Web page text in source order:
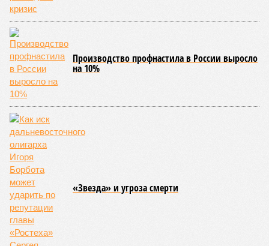
развитие местной железнодорожной инфраструктуры.
Из слов Белозёрова и приведённых фактов легко сделать
вывод о том, что ОАО «РЖД» занималось в Армении не
деловой активностью, а сугубой благотворительностью, не
инвестировало, а раздавало пожертвования, не
зарабатывало само, а давало зарабатывать другим и,
выходит, никак не гарантировало собственные интересы.
«Пока самая популярная в Армении точка зрения по
поводу будущего железных дорог рес­публики –
национализировать пути сообщения и, естественно,
ничего РЖД не компенсировать. Модернизация железных
дорог Армении за счёт России в Ереване считается
совершенно естественной»
Андрей Суздальцев.
Вот только почему для менеджмента РЖД столь же
естественным считается вкладываться в закавказскую
«железку» тогда, когда на российских железных дорогах не
тольконе решены